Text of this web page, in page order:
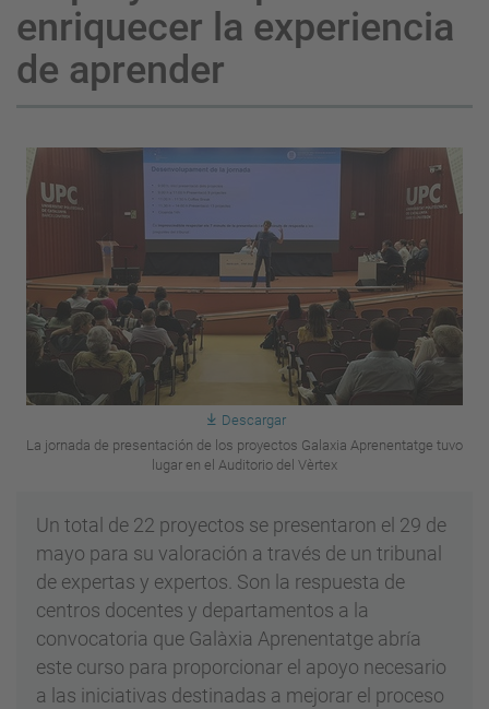
enriquecer la experiencia
de aprender
Descargar
La jornada de presentación de los proyectos Galaxia Aprenentatge tuvo
lugar en el Auditorio del Vèrtex
Un total de 22 proyectos se presentaron el 29 de
mayo para su valoración a través de un tribunal
de expertas y expertos. Son la respuesta de
centros docentes y departamentos a la
convocatoria que Galàxia Aprenentatge abría
este curso para proporcionar el apoyo necesario
a las iniciativas destinadas a mejorar el proceso